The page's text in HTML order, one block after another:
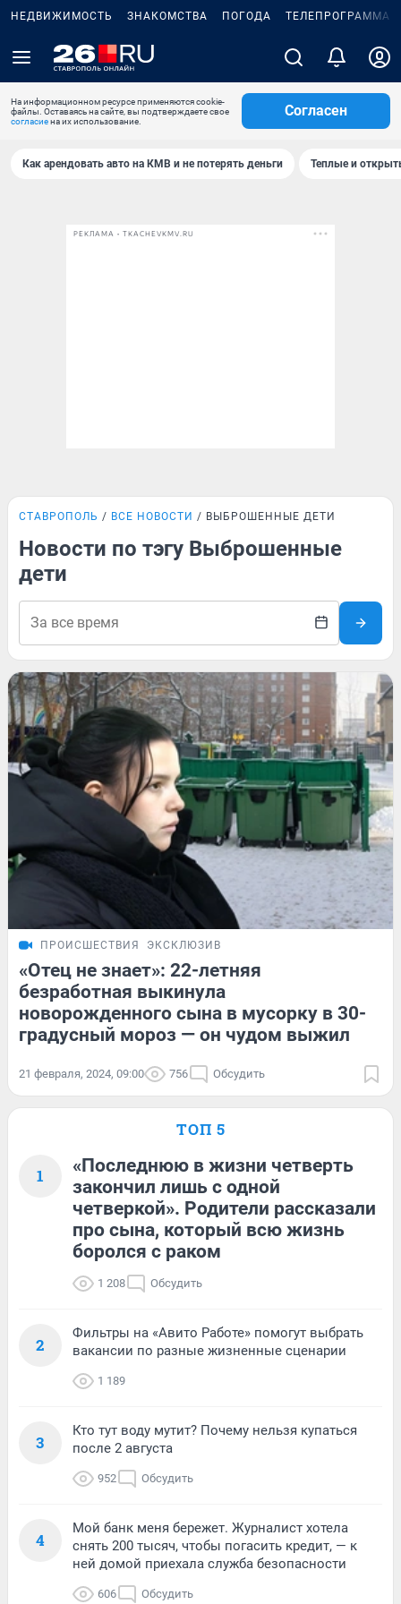
НЕДВИЖИМОСТЬ ЗНАКОМСТВА ПОГОДА ТЕЛЕПРОГРАММА
На информационном ресурсе применяются cookie-
файлы. Оставаясь на сайте, вы подтверждаете свое
согласиена их использование.
Согласен
Как арендовать авто на КМВ и не потерять деньги Теплые и
РЕКЛАМА • TKACHEVKMV.RU
СТАВРОПОЛЬ ВСЕ НОВОСТИ ВЫБРОШЕННЫЕ ДЕТИ
Новости по тэгу Выброшенные
дети
ПРОИСШЕСТВИЯ ЭКСКЛЮЗИВ
«Отец не знает»: 22-летняя
безработная выкинула
новорожденного сына в мусорку в 30-
градусный мороз — он чудом выжил
21 февраля, 2024, 09:00 756 Обсудить
ТОП 5
1
«Последнюю в жизни четверть
закончил лишь с одной
четверкой». Родители рассказали
про сына, который всю жизнь
боролся с раком
1 208 Обсудить
2
Фильтры на «Авито Работе» помогут выбрать
вакансии по разные жизненные сценарии
1 189
3
Кто тут воду мутит? Почему нельзя купаться
после 2 августа
952 Обсудить
4
Мой банк меня бережет. Журналист хотела
снять 200 тысяч, чтобы погасить кредит, — к
ней домой приехала служба безопасности
606 Обсудить